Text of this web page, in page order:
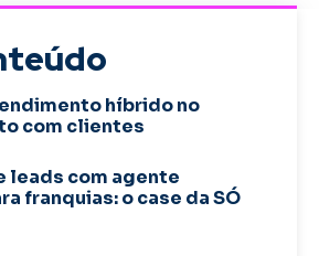
híbrido no
com clientes
leads com agente
franquias: o case da SÓ